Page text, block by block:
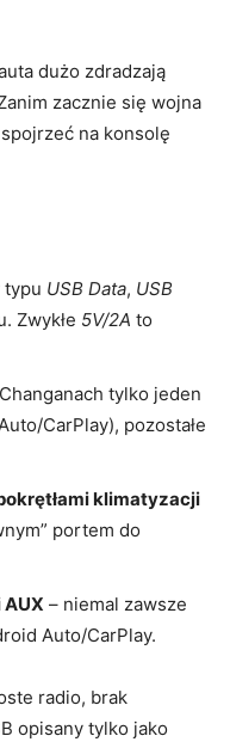
dużo zdradzają
zacznie się wojna
na konsolę
typu USB Data, USB
Zwykłe 5V/2A to
tylko jeden
CarPlay), pozostałe
klimatyzacji
portem do
AUX – niemal zawsze
Auto/CarPlay.
radio, brak
opisany tylko jako